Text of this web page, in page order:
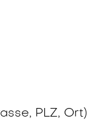
PLZ, Ort)